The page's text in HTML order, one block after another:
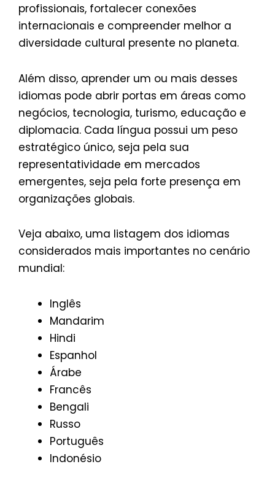
profissionais, fortalecer conexões
internacionais e compreender melhor a
diversidade cultural presente no planeta.
Além disso, aprender um ou mais desses
idiomas pode abrir portas em áreas como
negócios, tecnologia, turismo, educação e
diplomacia. Cada língua possui um peso
estratégico único, seja pela sua
representatividade em mercados
emergentes, seja pela forte presença em
organizações globais.
Veja abaixo, uma listagem dos idiomas
considerados mais importantes no cenário
mundial:
Inglês
Mandarim
Hindi
Espanhol
Árabe
Francês
Bengali
Russo
Português
Indonésio